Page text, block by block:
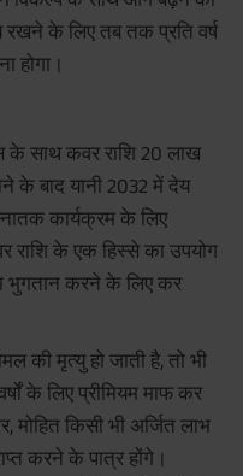
के लिए तब तक प्रति वर्ष
होगा।
के साथ कवर राशि 20 लाख
के बाद यानी 2032 में देय
कार्यक्रम के लिए
राशि के एक हिस्से का उपयोग
भुगतान करने के लिए कर
की मृत्यु हो जाती है, तो भी
के लिए प्रीमियम माफ कर
मोहित किसी भी अर्जित लाभ
करने के पात्र होंगे।